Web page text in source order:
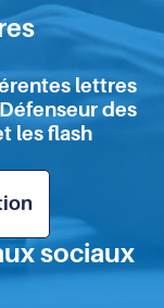
de
lettres
des
les flash
sociaux